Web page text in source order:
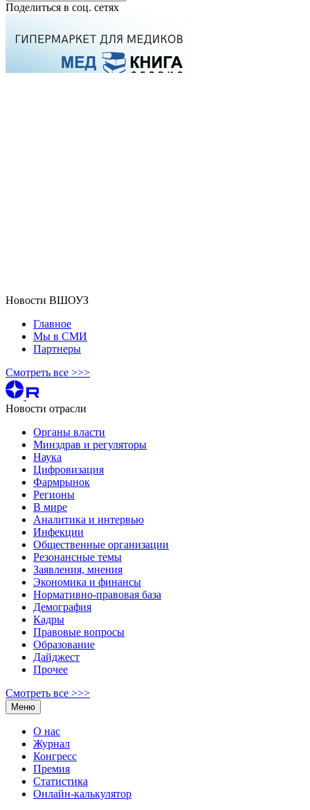
Поделиться в соц. сетях
Новости ВШОУЗ
Главное
Мы в СМИ
Партнеры
Смотреть все >>>
Новости отрасли
Органы власти
Минздрав и регуляторы
Наука
Цифровизация
Фармрынок
Регионы
В мире
Аналитика и интервью
Инфекции
Общественные организации
Резонансные темы
Заявления, мнения
Экономика и финансы
Нормативно-правовая база
Демография
Кадры
Правовые вопросы
Образование
Дайджест
Прочее
Смотреть все >>>
Меню
О нас
Журнал
Конгресс
Премия
Статистика
Онлайн-калькулятор